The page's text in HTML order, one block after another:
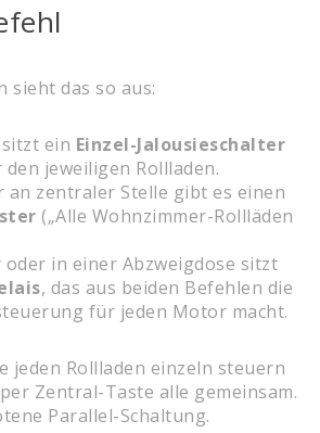
sieht das so aus:
ein Einzel-Jalousieschalter
jeweiligen Rollladen.
an zentraler Stelle gibt es einen
(„Alle Wohnzimmer-Rollläden
in einer Abzweigdose sitzt
, das aus beiden Befehlen die
für jeden Motor macht.
jeden Rollladen einzeln steuern
Zentral-Taste alle gemeinsam.
Parallel-Schaltung.